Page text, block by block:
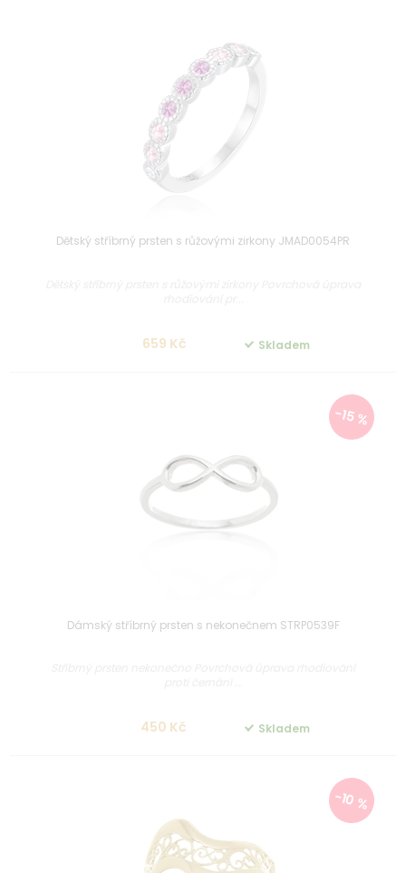
Dětský stříbrný prsten s růžovými zirkony JMAD0054PR
659 Kč Skladem
-15 %
Dámský stříbrný prsten s nekonečnem STRP0539F
450 Kč Skladem
-10 %